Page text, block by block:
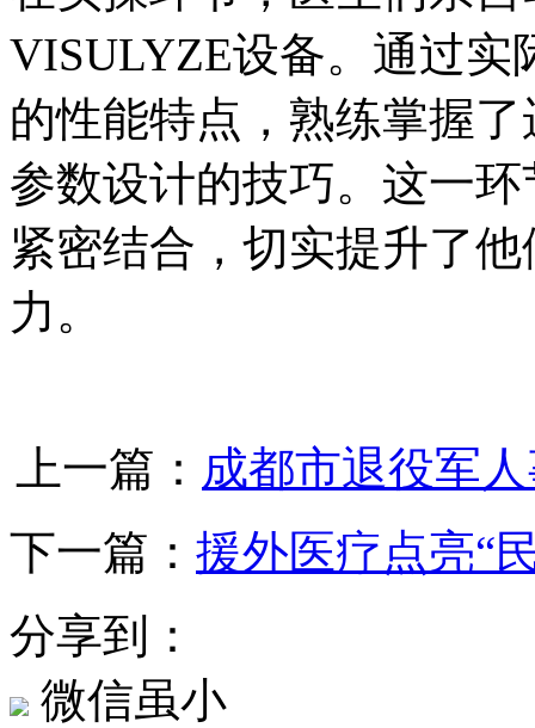
VISULYZE设备。通过实
的性能特点，熟练掌握
参数设计的技巧。这一
紧密结合，切实提升了
力。
上一篇： 成都市退役军
下一篇： 援外医疗点亮“
分享到：
微信虽小